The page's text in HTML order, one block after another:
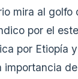
mira al golfo
por el
por Etiopía
importancia